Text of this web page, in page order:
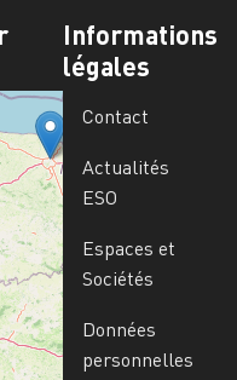
Informations
légales
Contact
Actualités
ESO
Espaces et
Sociétés
Données
personnelles